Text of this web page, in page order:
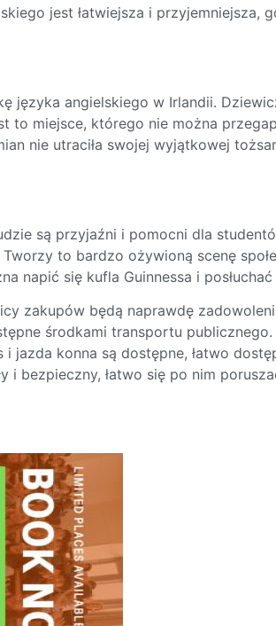
jest łatwiejsza i przyjemniejsza,
angielskiego w Irlandii.
miejsce, którego nie można
nie utraciła swojej wyjątkowej
są przyjaźni i pomocni dla
to bardzo ożywioną scenę
napić się kufla Guinnessa i
zakupów będą naprawdę
środkami transportu publicznego.
konna są dostępne, łatwo
bezpieczny, łatwo się po nim